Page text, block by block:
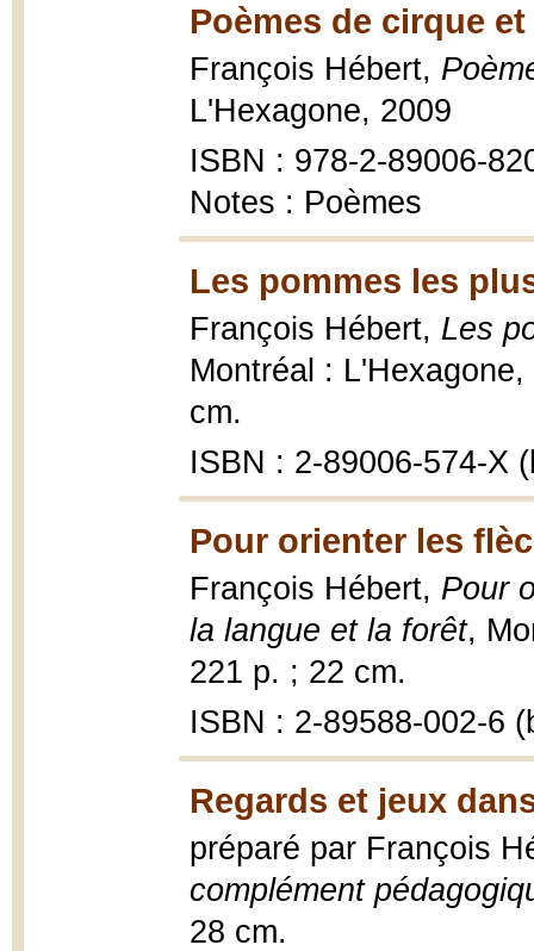
Poèmes de cirque
François Hébert,
L'Hexagone, 2009
ISBN : 978-2-89006-
Notes : Poèmes
Les pommes les
François Hébert, Les
Montréal :
cm.
ISBN : 2-89006-574-X
Pour orienter les
François Hébert, Pour
la langue et la forêt,
221 p. ; 22 cm.
ISBN : 2-89588-002-6
Regards et jeux
préparé par François
complément
28 cm.